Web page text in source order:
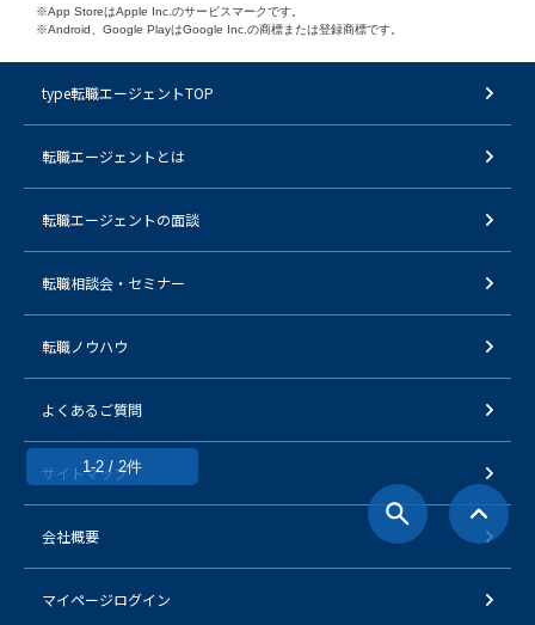
1-2 / 2件
※App StoreはApple Inc.のサービスマークです。
※Android、Google PlayはGoogle Inc.の商標または登録商標です。
type転職エージェントTOP
転職エージェントとは
転職エージェントの面談
転職相談会・セミナー
転職ノウハウ
よくあるご質問
サイトマップ
会社概要
マイページログイン